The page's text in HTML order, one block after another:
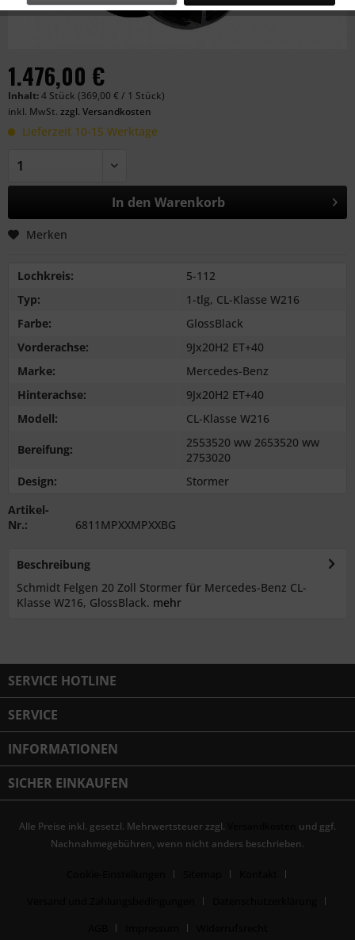
1.476,00 €
Inhalt:4 Stück (369,00 € / 1 Stück)
inkl. MwSt. zzgl. Versandkosten
Lieferzeit 10-15 Werktage
In den Warenkorb
Merken
Lochkreis:
5-112
Typ:
1-tlg, CL-Klasse W216
Farbe:
GlossBlack
Vorderachse:
9Jx20H2 ET+40
Marke:
Mercedes-Benz
Hinterachse:
9Jx20H2 ET+40
Modell:
CL-Klasse W216
Bereifung:
2553520 ww 2653520 ww
2753020
Design:
Stormer
Artikel-
Nr.:
6811MPXXMPXXBG
Beschreibung
Schmidt Felgen 20 Zoll Stormer für Mercedes-Benz CL-
Klasse W216, GlossBlack. mehr
SERVICE HOTLINE
SERVICE
INFORMATIONEN
SICHER EINKAUFEN
Alle Preise inkl. gesetzl. Mehrwertsteuer zzgl.
und ggf.
Nachnahmegebühren, wenn nicht anders beschrieben.